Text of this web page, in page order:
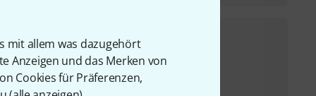
mit allem was dazugehört
Anzeigen und das Merken von
Cookies für Präferenzen,
Broad
G, C
309€
UVP:432 € -28%